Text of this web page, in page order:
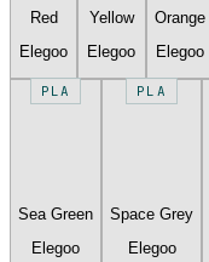
Red
Elegoo
Yellow
Elegoo
Orange
Elegoo
PLA
Sea Green
Elegoo
PLA
Space Grey
Elegoo